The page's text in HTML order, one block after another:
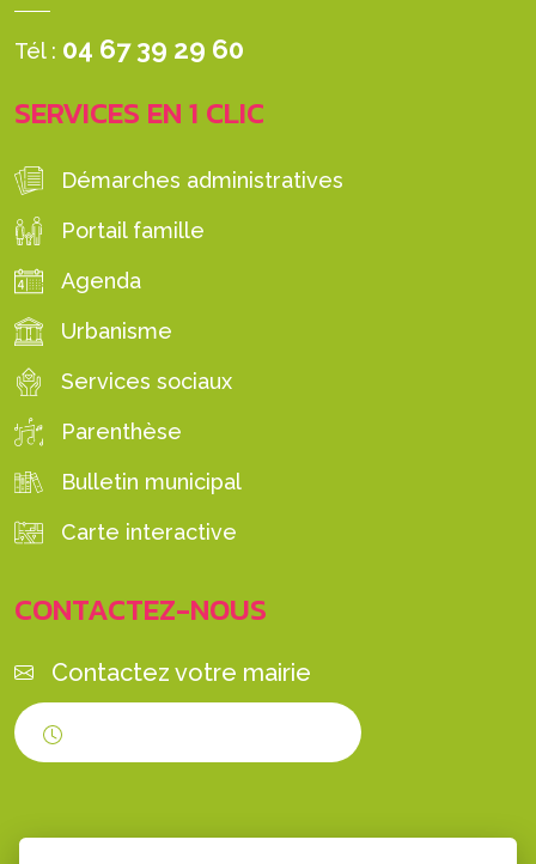
Tél : 04 67 39 29 60
SERVICES EN 1 CLIC
Démarches administratives
Portail famille
Agenda
Urbanisme
Services sociaux
Parenthèse
Bulletin municipal
Carte interactive
CONTACTEZ-NOUS
Contactez votre mairie